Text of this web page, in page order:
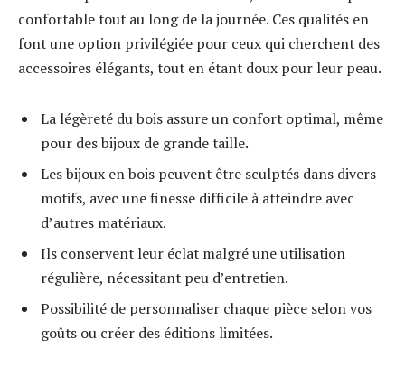
confortable tout au long de la journée. Ces qualités en
font une option privilégiée pour ceux qui cherchent des
accessoires élégants, tout en étant doux pour leur peau.
La légèreté du bois assure un confort optimal, même
pour des bijoux de grande taille.
Les bijoux en bois peuvent être sculptés dans divers
motifs, avec une finesse difficile à atteindre avec
d’autres matériaux.
Ils conservent leur éclat malgré une utilisation
régulière, nécessitant peu d’entretien.
Possibilité de personnaliser chaque pièce selon vos
goûts ou créer des éditions limitées.